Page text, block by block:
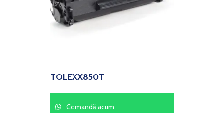
TOLEXX850T
Comandă acum